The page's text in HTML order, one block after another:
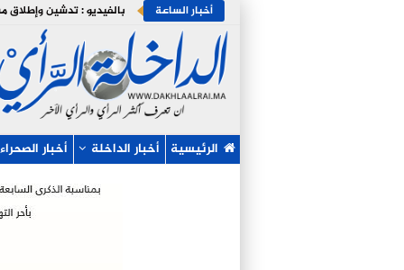
أخبار الساعة
الرئيسية أخبار الداخلة أخبار الصحراء